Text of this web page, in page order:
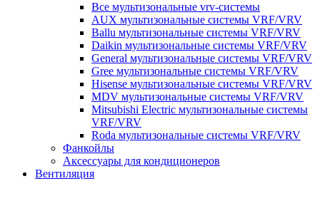
Все мультизональные vrv-системы
AUX мультизональные системы VRF/VRV
Ballu мультизональные системы VRF/VRV
Daikin мультизональные системы VRF/VRV
General мультизональные системы VRF/VRV
Gree мультизональные системы VRF/VRV
Hisense мультизональные системы VRF/VRV
MDV мультизональные системы VRF/VRV
Mitsubishi Electric мультизональные системы
VRF/VRV
Roda мультизональные системы VRF/VRV
Фанкойлы
Аксессуары для кондиционеров
Вентиляция